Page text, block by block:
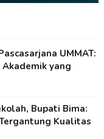
UMMAT:
yang
Bupati Bima:
Kualitas